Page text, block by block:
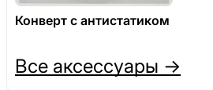
Конверт с антистатиком
Все аксессуары →